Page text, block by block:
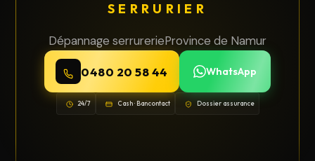
SERRURIER
Dépannage serrurerieProvince de Namur
0480 20 58 44 WhatsApp
24/7 Cash · Bancontact Dossier assurance